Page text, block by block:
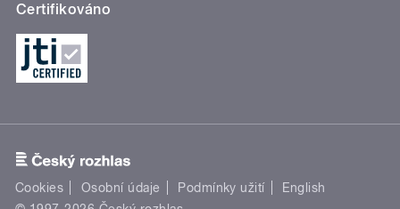
Certifikováno
Cookies Osobní údaje Podmínky užití
English